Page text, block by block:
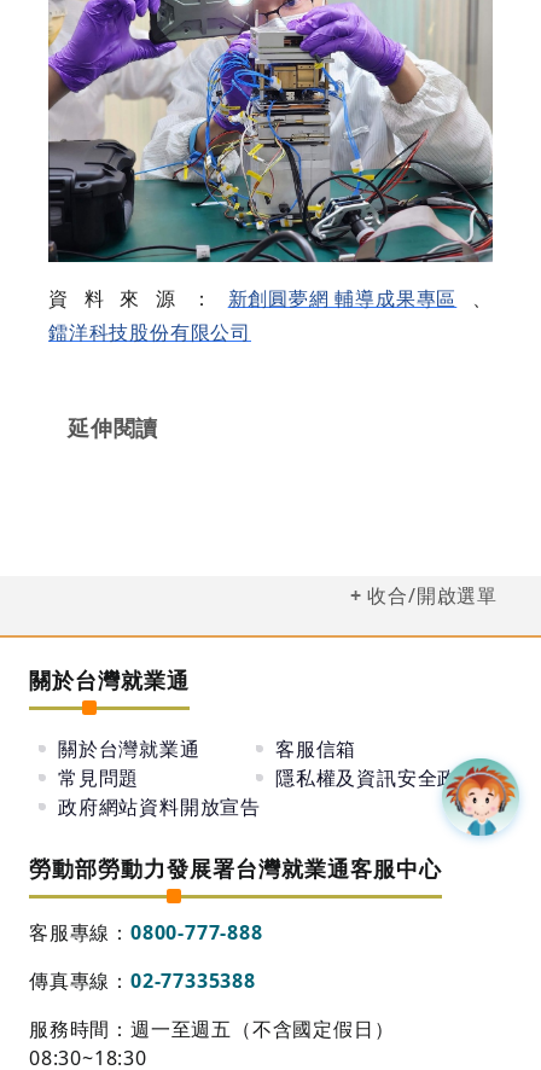
資料來源： 新創圓夢網 輔導成果專區
、
鐳洋科技股份有限公司
延伸閱讀
收合/開啟選單
關於台灣就業通
關於台灣就業通
客服信箱
常見問題
隱私權及資訊安全政策
政府網站資料開放宣告
勞動部勞動力發展署台灣就業通客服中心
客服專線： 0800-777-888
傳真專線： 02-77335388
服務時間：週一至週五（不含國定假日）
08:30~18:30